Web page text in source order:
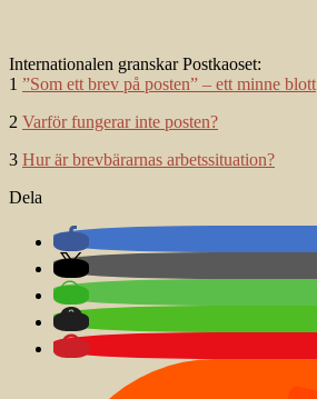
Internationalen granskar Postkaoset:
1 ”Som ett brev på posten” – ett minne blott
2 Varför fungerar inte posten?
3 Hur är brevbärarnas arbetssituation?
Dela